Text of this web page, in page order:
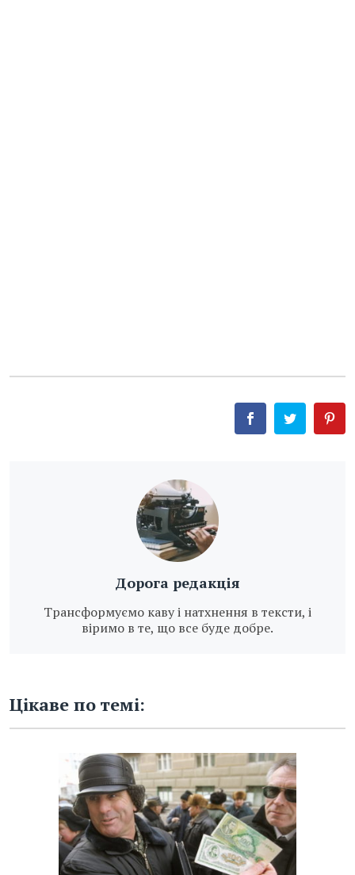
Дорога редакція
Трансформуємо каву і натхнення в тексти, і
віримо в те, що все буде добре.
Цікаве по темі: